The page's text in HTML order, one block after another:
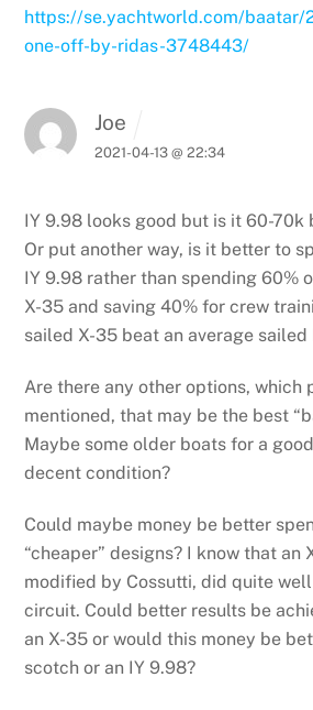
https://se.yachtworld.com/baatar/
one-off-by-ridas-3748443/
Joe
2021-04-13 @ 22:34
IY 9.98 looks good but is it 60-70k
Or put another way, is it better to
IY 9.98 rather than spending 60%
X-35 and saving 40% for crew
sailed X-35 beat an average sailed
Are there any other options, which
mentioned, that may be the best
Maybe some older boats for a
decent condition?
Could maybe money be better
“cheaper” designs? I know that an
modified by Cossutti, did quite well
circuit. Could better results be
an X-35 or would this money be
scotch or an IY 9.98?